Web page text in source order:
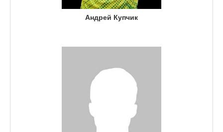
Андрей Купчик